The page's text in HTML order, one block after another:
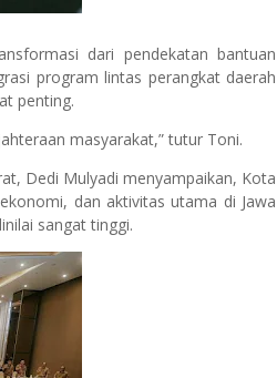
dari pendekatan bantuan
program lintas perangkat daerah
penting.
masyarakat,” tutur Toni.
Dedi Mulyadi menyampaikan, Kota
dan aktivitas utama di Jawa
sangat tinggi.